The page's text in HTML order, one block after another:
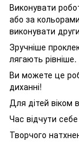
Виконувати
або за
виконувати
Зручніше
лягають рівніше.
Ви можете це
диханні!
Для дітей віком
Час відчути
Творчого